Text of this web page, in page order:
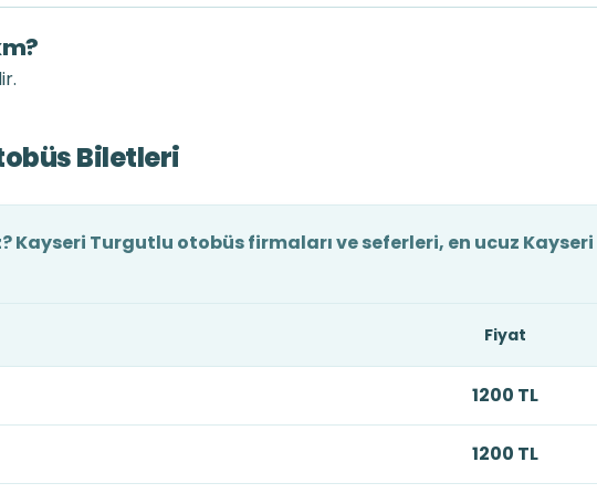
Biletleri
Kayseri Turgutlu otobüs firmaları ve seferleri, en ucuz Kayseri
Fiyat
1200 TL
1200 TL